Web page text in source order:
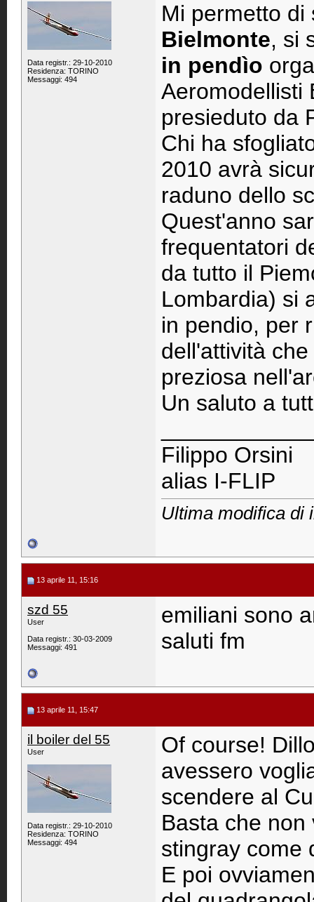
Data registr.: 29-10-2010
Residenza: TORINO
Messaggi: 494
Mi permetto
Bielmonte, si
in pendìo
Aeromodellisti
presieduto da
Chi ha
2010 avrà
raduno dello
Quest'anno
frequentatori
da tutto il
Lombardia) si
in pendio, per
dell'attività
preziosa
Un saluto a
Filippo Orsini
alias I-FLIP
Ultima modifica di
13 aprile 11, 15:16
szd 55
User
Data registr.: 30-03-2009
Messaggi: 491
emiliani sono
saluti fm
13 aprile 11, 15:47
il boiler del 55
User
Data registr.: 29-10-2010
Residenza: TORINO
Messaggi: 494
Of course!
avessero
scendere al
Basta che
stingray come
E poi